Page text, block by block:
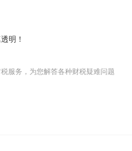
明！
服务，为您解答各种财税疑难问题